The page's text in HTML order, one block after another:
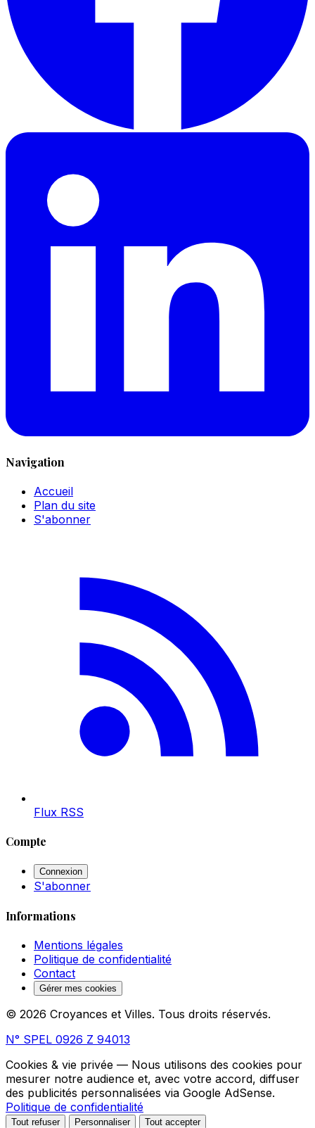
Navigation
Accueil
Plan du site
S'abonner
Flux RSS
Compte
Connexion
S'abonner
Informations
Mentions légales
Politique de confidentialité
Contact
Gérer mes cookies
© 2026 Croyances et Villes. Tous droits réservés.
N° SPEL 0926 Z 94013
Cookies & vie privée — Nous utilisons des cookies pour
mesurer notre audience et, avec votre accord, diffuser
des publicités personnalisées via Google AdSense.
Politique de confidentialité
Tout refuser Personnaliser Tout accepter